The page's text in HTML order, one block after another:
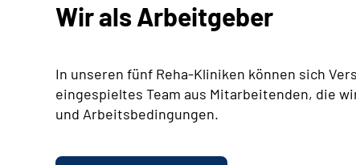
Wir als Arbeitgeber
In unseren fünf Reha-Kliniken können sich
eingespieltes Team aus Mitarbeitenden, die
und Arbeitsbedingungen.